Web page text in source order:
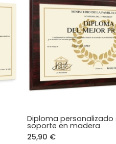
Diploma personalizado
soporte en madera
25,90 €